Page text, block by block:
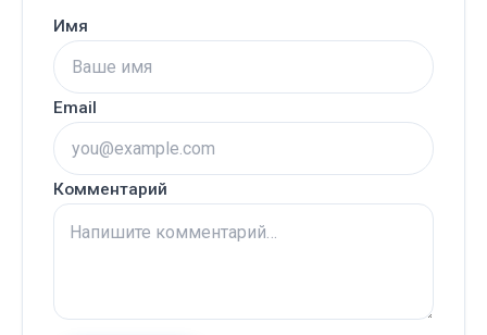
Имя
Email
Комментарий